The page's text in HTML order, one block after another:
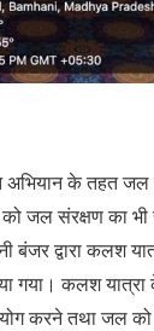
के तहत जल
जल संरक्षण का भी
बंजर द्वारा कलश
गया। कलश यात्रा
करने तथा जल को